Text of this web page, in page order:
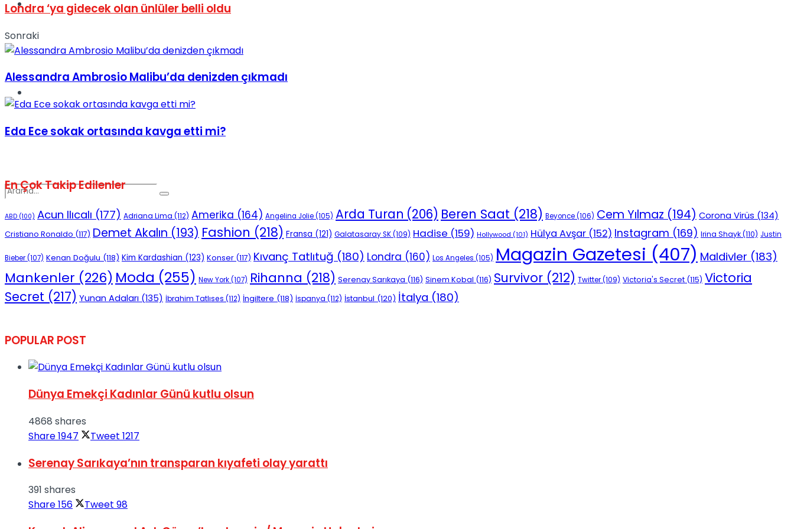
Spor
No Result
View All Result
Londra ‘ya gidecek olan ünlüler belli oldu
Sonraki
Alessandra Ambrosio Malibu’da denizden çıkmadı
Eda Ece sokak ortasında kavga etti mi?
En Çok Takip Edilenler
ABD (100) Acun Ilıcalı (177) Adriana Lima (112) Amerika (164) Angelina Jolie(105) Arda Turan (206) Beren Saat (218) Beyonce(106) Cem Yılmaz (194) Corona Virüs (134)
Cristiano Ronaldo (117) Demet Akalın (193) Fashion (218) Fransa (121) Galatasaray SK(109) Hadise (159) Hollywood (101) Hülya Avşar (152) Instagram (169) Irina Shayk(110) Justin
Bieber(107) Kenan Doğulu (118) Kim Kardashian (123) Konser (117) Kıvanç Tatlıtuğ (180) Londra (160) Los Angeles (105) Magazin Gazetesi (407) Maldivler (183)
Mankenler (226) Moda (255) New York(107) Rihanna (218) Serenay Sarıkaya (116) Sinem Kobal (116) Survivor (212) Twitter(109) Victoria's Secret (115) Victoria
Secret (217) Yunan Adaları (135) İbrahim Tatlıses (112) İngiltere (118) İspanya (112) İstanbul (120) İtalya (180)
POPULAR POST
Dünya Emekçi Kadınlar Günü kutlu olsun
4868 shares
Share1947 Tweet 1217
Serenay Sarıkaya’nın transparan kıyafeti olay yarattı
391 shares
Share156 Tweet 98